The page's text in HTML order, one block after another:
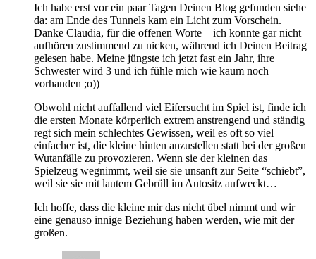
Ich habe erst vor ein paar Tagen Deinen Blog gefunden siehe
da: am Ende des Tunnels kam ein Licht zum Vorschein.
Danke Claudia, für die offenen Worte – ich konnte gar nicht
aufhören zustimmend zu nicken, während ich Deinen Beitrag
gelesen habe. Meine jüngste ich jetzt fast ein Jahr, ihre
Schwester wird 3 und ich fühle mich wie kaum noch
vorhanden ;o))
Obwohl nicht auffallend viel Eifersucht im Spiel ist, finde ich
die ersten Monate körperlich extrem anstrengend und ständig
regt sich mein schlechtes Gewissen, weil es oft so viel
einfacher ist, die kleine hinten anzustellen statt bei der großen
Wutanfälle zu provozieren. Wenn sie der kleinen das
Spielzeug wegnimmt, weil sie sie unsanft zur Seite “schiebt”,
weil sie sie mit lautem Gebrüll im Autositz aufweckt…
Ich hoffe, dass die kleine mir das nicht übel nimmt und wir
eine genauso innige Beziehung haben werden, wie mit der
großen.